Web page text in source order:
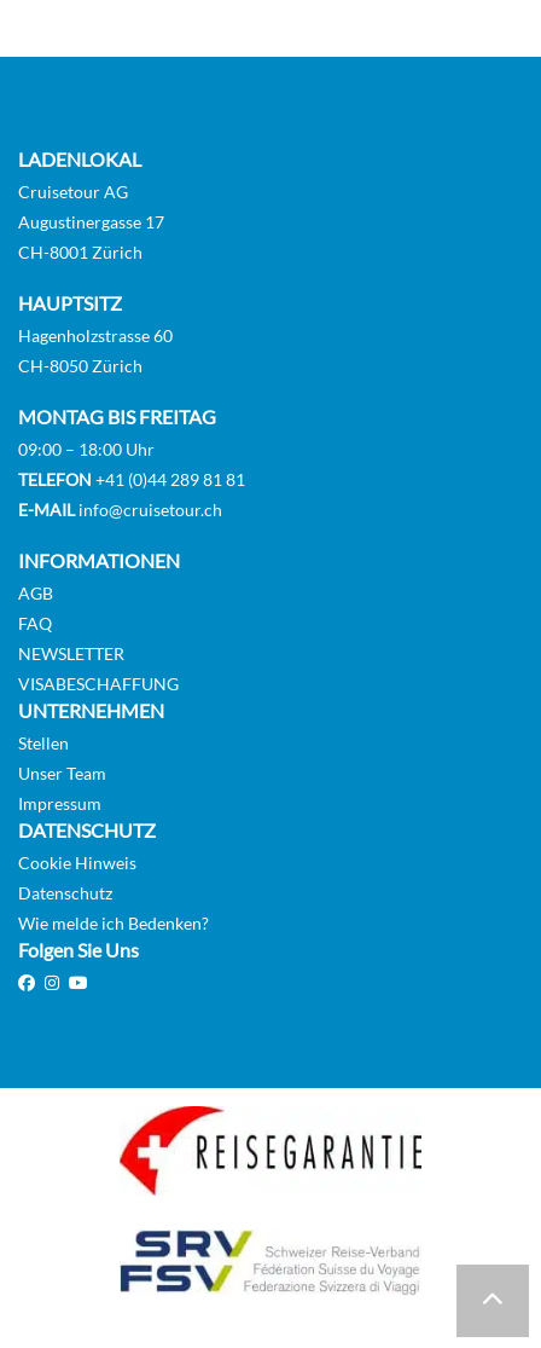
AUSWÄHLEN
LADENLOKAL
Cruisetour AG
Augustinergasse 17
CH-8001 Zürich
HAUPTSITZ
Hagenholzstrasse 60
CH-8050 Zürich
MONTAG BIS FREITAG
09:00 – 18:00 Uhr
TELEFON +41 (0)44 289 81 81
E-MAILinfo@cruisetour.ch
INFORMATIONEN
AGB
FAQ
NEWSLETTER
VISABESCHAFFUNG
UNTERNEHMEN
Stellen
Unser Team
Impressum
DATENSCHUTZ
Cookie Hinweis
Datenschutz
Wie melde ich Bedenken?
Folgen Sie Uns